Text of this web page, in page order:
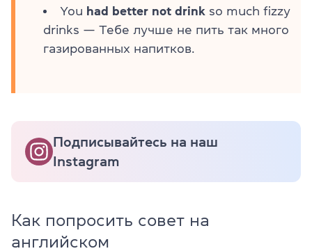
You had better not drink so much fizzy
drinks — Тебе лучше не пить так много
газированных напитков.
Подписывайтесь на наш
Instagram
Как попросить совет на
английском